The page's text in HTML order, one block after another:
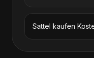
Sattel kaufen